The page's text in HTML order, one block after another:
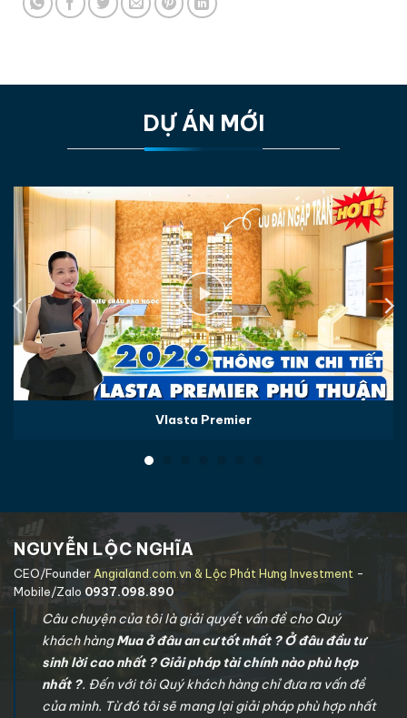
DỰ ÁN MỚI
Vlasta Premier
NGUYỄN LỘC NGHĨA
CEO/Founder Angialand.com.vn & Lộc Phát Hưng Investment -
Mobile/Zalo 0937.098.890
Câu chuyện của tôi là giải quyết vấn đề cho Quý
khách hàngMua ở đâu an cư tốt nhất ? Ở đâu đầu tư
sinh lời cao nhất ? Giải pháp tài chính nào phù hợp
nhất ?. Đến với tôi Quý khách hàng chỉ đưa ra vấn đề
của mình. Từ đó tôi sẽ mang lại giải pháp phù hợp nhất